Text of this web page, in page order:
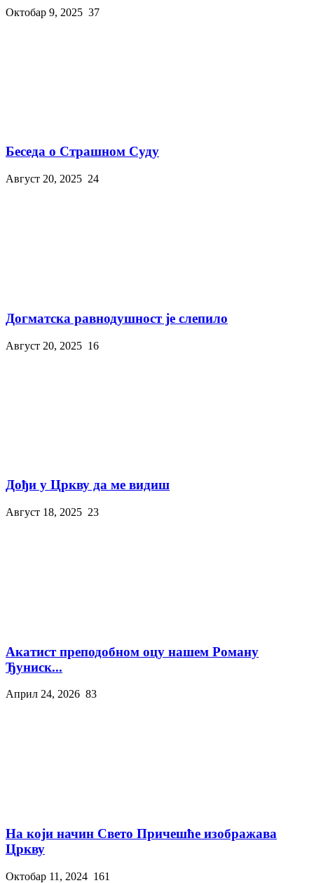
Октобар 9, 2025 37
Беседа о Страшном Суду
Август 20, 2025 24
Догматска равнодушност је слепило
Август 20, 2025 16
Дођи у Цркву да ме видиш
Август 18, 2025 23
Акатист преподобном оцу нашем Роману
Ђуниск...
Април 24, 2026 83
На који начин Свето Причешће изображава
Цркву
Октобар 11, 2024 161